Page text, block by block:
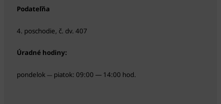
Podateľňa
4. poschodie, č. dv. 407
Úradné hodiny:
pondelok — piatok: 09:00 — 14:00 hod.